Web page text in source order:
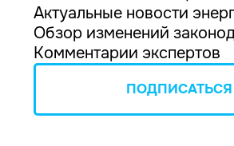
Актуальные новости
Обзор изменений
Комментарии экспертов
ПОДПИСАТЬСЯ